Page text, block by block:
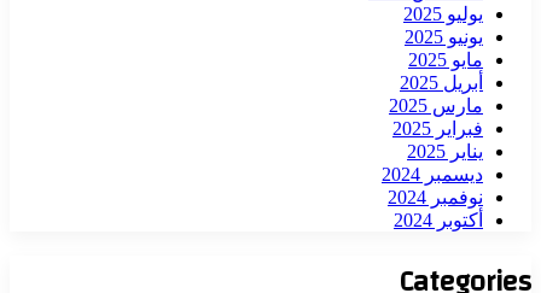
يوليو 2025
يونيو 2025
مايو 2025
أبريل 2025
مارس 2025
فبراير 2025
يناير 2025
ديسمبر 2024
نوفمبر 2024
أكتوبر 2024
Categories